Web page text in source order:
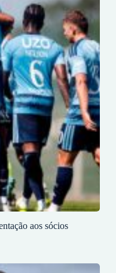
aos sócios